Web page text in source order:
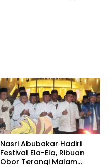
Nasri Abubakar Hadiri
Festival Ela-Ela, Ribuan
Obor Terangi Malam